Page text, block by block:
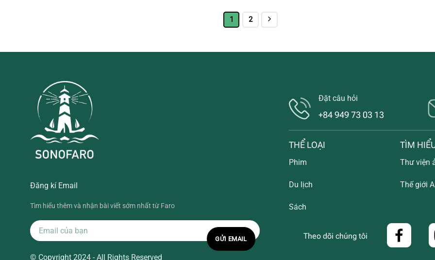
1 2
Đăng kí Email
Tìm hiểu thêm và nhận bài viết sớm nhất từ Faro
© Copyright 2024 - All Rights Reserved
Đặt câu hỏi
+84 949 73 03 13
THỂ LOẠI
Phim
Du lịch
Sách
TÌM
Thư viện
Thế giới
Theo dõi chúng tôi